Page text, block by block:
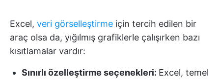
Excel, veri görselleştirme için tercih edilen bir
araç olsa da, yığılmış grafiklerle çalışırken bazı
kısıtlamalar vardır:
Sınırlı özelleştirme seçenekleri: Excel, temel